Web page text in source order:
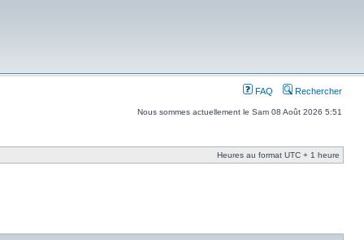
FAQ Rechercher
Nous sommes actuellement le Sam 08 Août 2026 5:51
Heures au format UTC + 1 heure